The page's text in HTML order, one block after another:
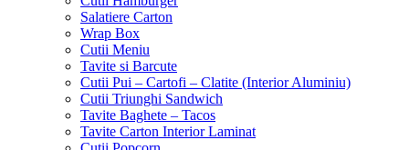
Salatiere Carton
Wrap Box
Cutii Meniu
Tavite si Barcute
Cutii Pui – Cartofi – Clatite (Interior Aluminiu)
Cutii Triunghi Sandwich
Tavite Baghete – Tacos
Tavite Carton Interior Laminat